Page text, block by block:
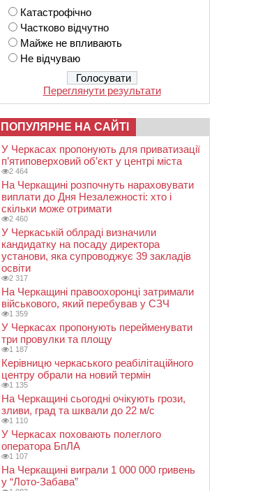
Катастрофічно
Частково відчутно
Майже не впливають
Не відчуваю
Переглянути результати
ПОПУЛЯРНЕ НА САЙТІ
У Черкасах пропонують для приватизації
п’ятиповерховий об’єкт у центрі міста
2 464
На Черкащині розпочнуть нараховувати
виплати до Дня Незалежності: хто і
скільки може отримати
2 460
У Черкаській облраді визначили
кандидатку на посаду директора
установи, яка супроводжує 39 закладів
освіти
2 317
На Черкащині правоохоронці затримали
військового, який перебував у СЗЧ
1 359
У Черкасах пропонують перейменувати
три провулки та площу
1 187
Керівницю черкаського реабілітаційного
центру обрали на новий термін
1 135
На Черкащині сьогодні очікують грози,
зливи, град та шквали до 22 м/с
1 110
У Черкасах поховають полеглого
оператора БпЛА
1 107
На Черкащині виграли 1 000 000 гривень
у “Лото-Забава”